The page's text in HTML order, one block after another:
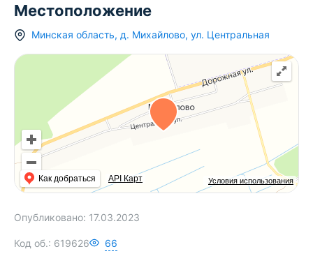
Местоположение
Минская область, д. Михайлово, ул. Центральная
Условия использования
Как добраться API Карт
Опубликовано: 17.03.2023
Код об.: 619626 66